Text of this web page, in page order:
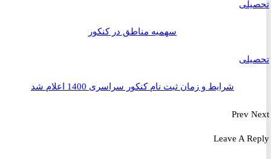
سهمیه مناطق در کنکور
شرایط و زمان ثبت نام کنکور سراسری 1400 اعلام شد
Prev
Leave A